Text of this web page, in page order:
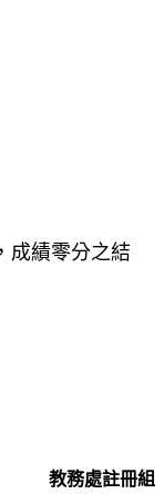
成績零分之結
教務處註冊組